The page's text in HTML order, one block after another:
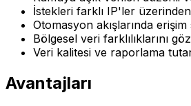
İstekleri farklı IP'ler
Otomasyon akışlarında
Bölgesel veri farklılıklarını
Veri kalitesi ve raporlama
Avantajları